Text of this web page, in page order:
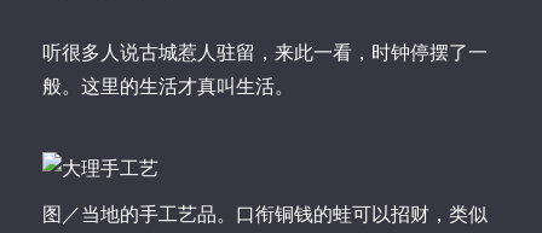
听很多人说古城惹人驻留，来此一看，时钟停摆了一
般。这里的生活才真叫生活。
图／当地的手工艺品。口衔铜钱的蛙可以招财，类似